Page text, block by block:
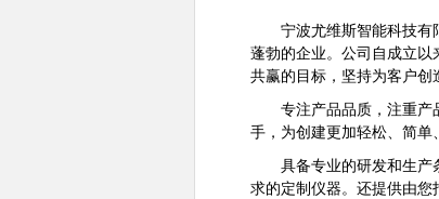
宁波尤维斯智能科技有限
蓬勃的企业。公司自成立
共赢的目标，坚持为客户创
专注产品品质，注重产品
手，为创建更加轻松、简单
具备专业的研发和生产条
求的定制仪器。还提供由